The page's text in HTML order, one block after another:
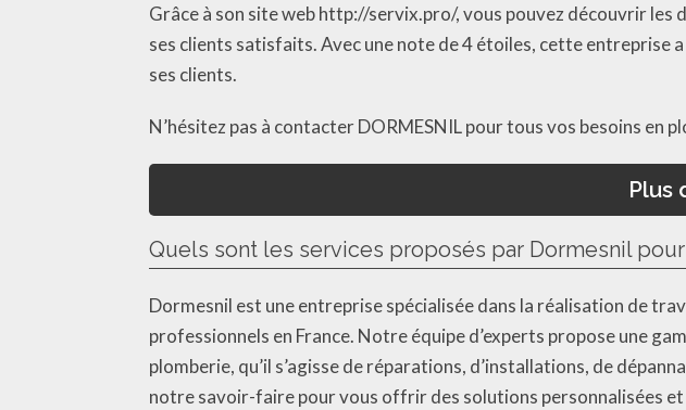
Grâce à son site web http://servix.pro/, vous pouvez découvrir
ses clients satisfaits. Avec une note de 4 étoiles, cette
ses clients.
N’hésitez pas à contacter DORMESNIL pour tous vos besoins en
Plus
Quels sont les services proposés par Dormesnil
Dormesnil est une entreprise spécialisée dans la réalisation de
professionnels en France. Notre équipe d’experts propose une
plomberie, qu’il s’agisse de réparations, d’installations, de
notre savoir-faire pour vous offrir des solutions personnalisées